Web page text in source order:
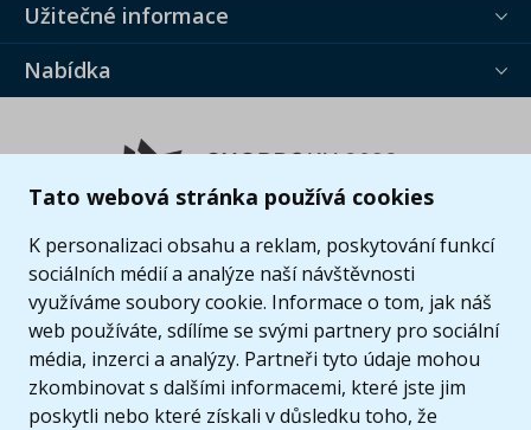
Tato webová stránka používá cookies
K personalizaci obsahu a reklam, poskytování funkcí
sociálních médií a analýze naší návštěvnosti
využíváme soubory cookie. Informace o tom, jak náš
web používáte, sdílíme se svými partnery pro sociální
média, inzerci a analýzy. Partneři tyto údaje mohou
zkombinovat s dalšími informacemi, které jste jim
poskytli nebo které získali v důsledku toho, že
Užitečné informace
Nabídka